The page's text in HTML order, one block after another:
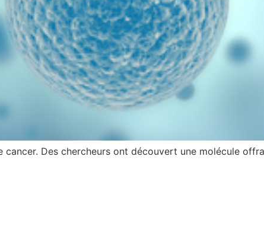
Des chercheurs ont découvert une molécule